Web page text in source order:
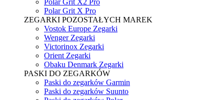
Polar Grit X2 Pro
Polar Grit X Pro
ZEGARKI POZOSTAŁYCH MAREK
Vostok Europe Zegarki
Wenger Zegarki
Victorinox Zegarki
Orient Zegarki
Obaku Denmark Zegarki
PASKI DO ZEGARKÓW
Paski do zegarków Garmin
Paski do zegarków Suunto